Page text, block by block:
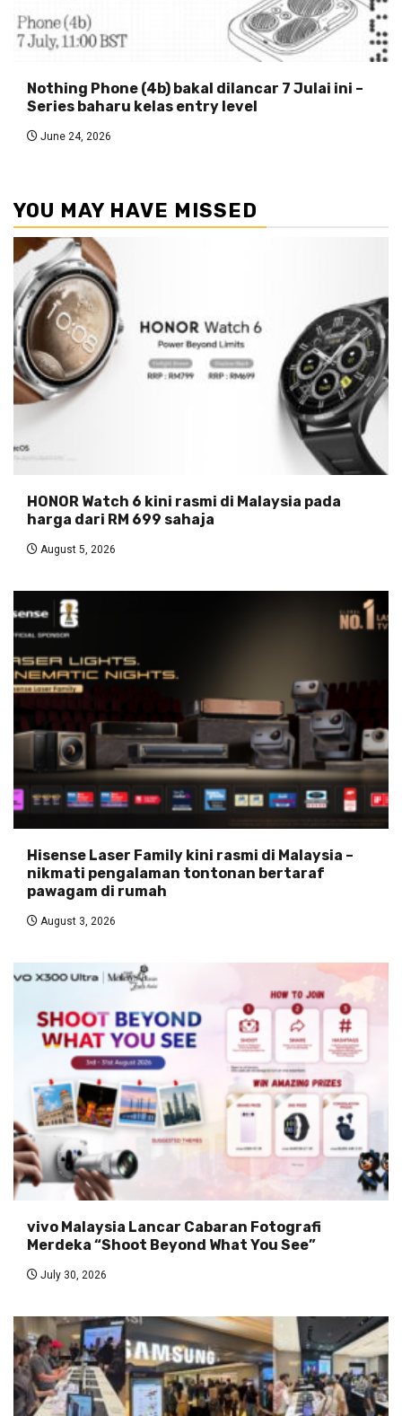
Nothing Phone (4b) bakal dilancar 7 Julai ini –
Series baharu kelas entry level
June 24, 2026
YOU MAY HAVE MISSED
HONOR Watch 6 kini rasmi di Malaysia pada
harga dari RM 699 sahaja
August 5, 2026
Hisense Laser Family kini rasmi di Malaysia –
nikmati pengalaman tontonan bertaraf
pawagam di rumah
August 3, 2026
vivo Malaysia Lancar Cabaran Fotografi
Merdeka “Shoot Beyond What You See”
July 30, 2026